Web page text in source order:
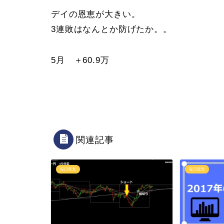
デイの恩恵が大きい。
3連敗はなんとか防げたか。。
5月 ＋60.9万
関連記事
毎日収支 毎日収支